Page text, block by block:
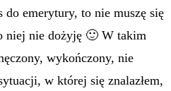
do emerytury, to nie muszę się
niej nie dożyję 🙂 W takim
wykończony, nie
w której się znalazłem,